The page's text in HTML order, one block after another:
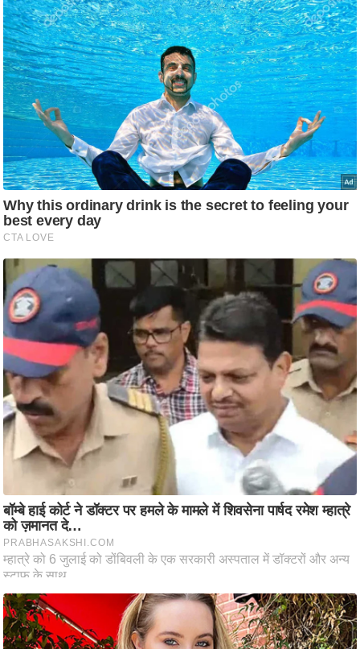
आ
ई
.
चा
य
प
र
स
मी
क्षा
ध
ज्यो
ति
ष
प्र
भु
म
हि
मा
ध
स्थ
ल
व्र
त
त्यो
हा
र